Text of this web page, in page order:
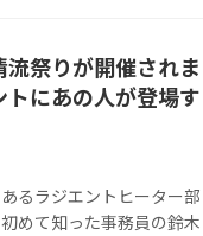
祭りが開催されま
にあの人が登場す
るラジエントヒーター部
めて知った事務員の鈴木